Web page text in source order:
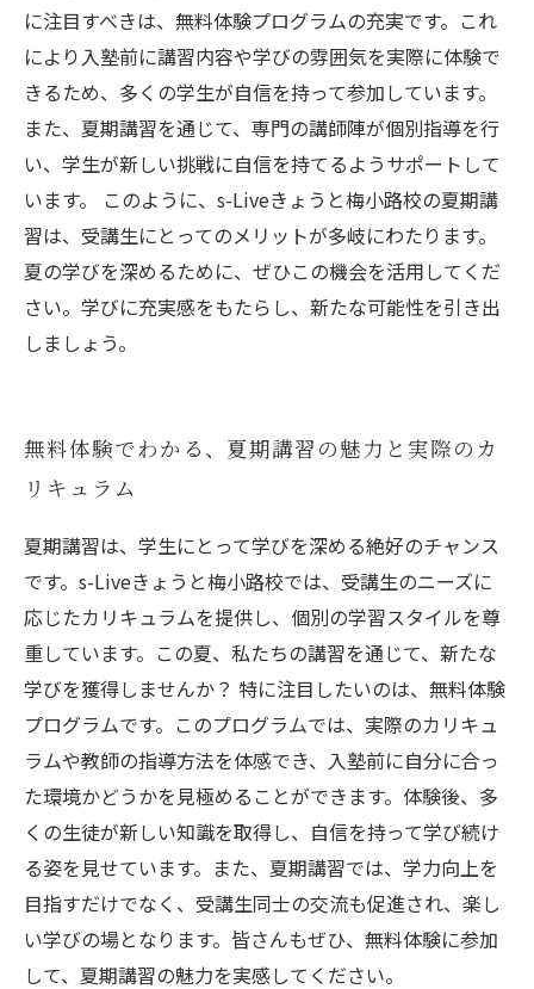
に注目すべきは、無料体験プログラムの充実です。これ
により入塾前に講習内容や学びの雰囲気を実際に体験で
きるため、多くの学生が自信を持って参加しています。
また、夏期講習を通じて、専門の講師陣が個別指導を行
い、学生が新しい挑戦に自信を持てるようサポートして
います。 このように、s-Liveきょうと梅小路校の夏期講
習は、受講生にとってのメリットが多岐にわたります。
夏の学びを深めるために、ぜひこの機会を活用してくだ
さい。学びに充実感をもたらし、新たな可能性を引き出
しましょう。
無料体験でわかる、夏期講習の魅力と実際のカ
リキュラム
夏期講習は、学生にとって学びを深める絶好のチャンス
です。s-Liveきょうと梅小路校では、受講生のニーズに
応じたカリキュラムを提供し、個別の学習スタイルを尊
重しています。この夏、私たちの講習を通じて、新たな
学びを獲得しませんか？ 特に注目したいのは、無料体験
プログラムです。このプログラムでは、実際のカリキュ
ラムや教師の指導方法を体感でき、入塾前に自分に合っ
た環境かどうかを見極めることができます。体験後、多
くの生徒が新しい知識を取得し、自信を持って学び続け
る姿を見せています。また、夏期講習では、学力向上を
目指すだけでなく、受講生同士の交流も促進され、楽し
い学びの場となります。皆さんもぜひ、無料体験に参加
して、夏期講習の魅力を実感してください。